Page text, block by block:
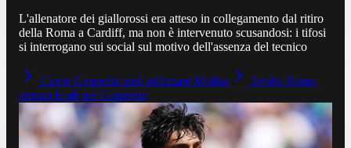
L'allenatore dei giallorossi era atteso in collegamento dal ritiro
della Roma a Cardiff, ma non è intervenuto scusandosi: i tifosi
si interrogano sui social sul motivo dell'assenza del tecnico
Come Gasperini può utilizzare Molina
Svolta Roma,
adesso le ali per Gasperini